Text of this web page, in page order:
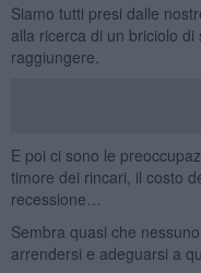
Siamo tutti presi dalle
alla ricerca di un briciolo
raggiungere.
E poi ci sono le
timore dei rincari, il costo
recessione…
Sembra quasi che
arrendersi e adeguarsi a